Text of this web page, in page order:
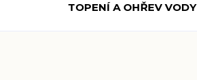
TOPENÍ A OHŘEV VODY